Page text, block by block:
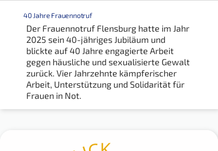
40 Jahre Frauennotruf
Der Frauennotruf Flensburg hatte im Jahr
2025 sein 40-jähriges Jubiläum und
blickte auf 40 Jahre engagierte Arbeit
gegen häusliche und sexualisierte Gewalt
zurück. Vier Jahrzehnte kämpferischer
Arbeit, Unterstützung und Solidarität für
Frauen in Not.